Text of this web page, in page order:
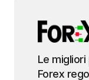
Le
Forex